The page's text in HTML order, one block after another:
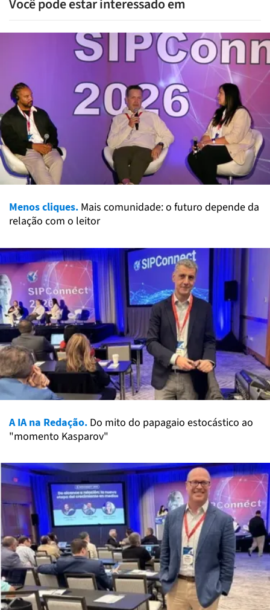
Você pode estar interessado em
Menos cliques. Mais comunidade: o futuro depende da
relação com o leitor
A IA na Redação. Do mito do papagaio estocástico ao
"momento Kasparov"